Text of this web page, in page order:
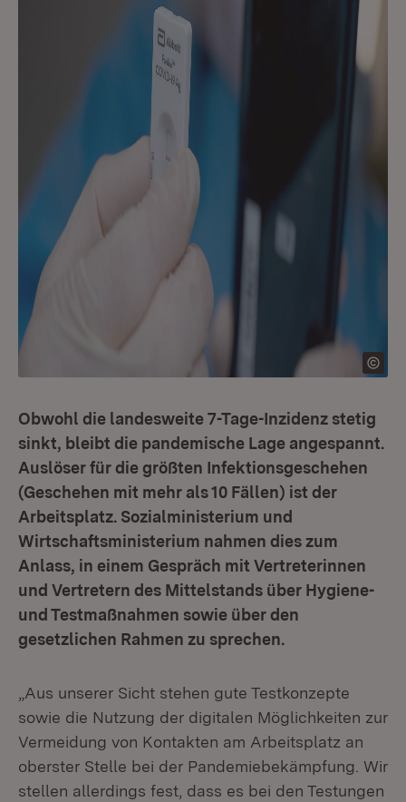
Obwohl die landesweite 7-Tage-Inzidenz stetig
sinkt, bleibt die pandemische Lage angespannt.
Auslöser für die größten Infektionsgeschehen
(Geschehen mit mehr als 10 Fällen) ist der
Arbeitsplatz. Sozialministerium und
Wirtschaftsministerium nahmen dies zum
Anlass, in einem Gespräch mit Vertreterinnen
und Vertretern des Mittelstands über Hygiene-
und Testmaßnahmen sowie über den
gesetzlichen Rahmen zu sprechen.
„Aus unserer Sicht stehen gute Testkonzepte
sowie die Nutzung der digitalen Möglichkeiten zur
Vermeidung von Kontakten am Arbeitsplatz an
oberster Stelle bei der Pandemiebekämpfung. Wir
stellen allerdings fest, dass es bei den Testungen